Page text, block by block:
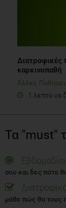
Διατροφικές
καρκινοπαθή
Άλλες
1 λεπτό να
Τα "must"
σου και δες πότε
μάθε πώς θα τους